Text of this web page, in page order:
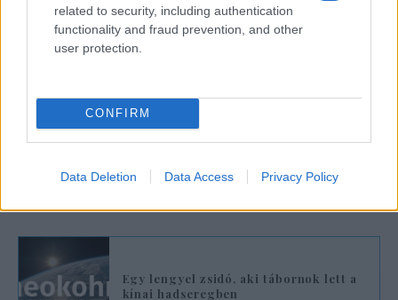
related to security, including authentication
functionality and fraud prevention, and other
user protection.
CONFIRM
Data Deletion Data Access Privacy Policy
A legmagasabb cél érdekében
dolgoztam, nem pedig a
A miniszterelnöki ambícióit nem tagadta, de
elmondta, hogy egyelőre ennek nincs itt az
Egy lengyel zsidó, aki tábornok lett a
kínai hadseregben